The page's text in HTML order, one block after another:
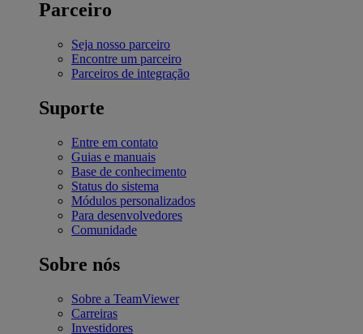
Parceiro
Seja nosso parceiro
Encontre um parceiro
Parceiros de integração
Suporte
Entre em contato
Guias e manuais
Base de conhecimento
Status do sistema
Módulos personalizados
Para desenvolvedores
Comunidade
Sobre nós
Sobre a TeamViewer
Carreiras
Investidores